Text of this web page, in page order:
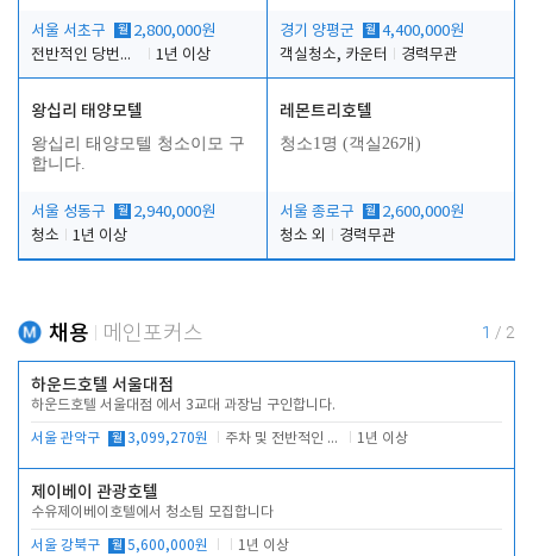
서울 서초구 월 2,800,000원
전반적인 당번업무
1년 이상
경기 양평군 월 4,400,000원
객실청소, 카운터
경력무관
왕십리 태양모텔
왕십리 태양모텔 청소이모 구
합니다.
서울 성동구 월 2,940,000원
청소
1년 이상
레몬트리호텔
청소1명 (객실26개)
서울 종로구 월 2,600,000원
청소 외
경력무관
채용 메인포커스 1 / 2
하운드호텔 서울대점
하운드호텔 서울대점 에서 3교대 과장님 구인합니다.
서울 관악구 월 3,099,270원 주차 및 전반적인 당번업무 1년 이상
제이베이 관광호텔
수유제이베이호텔에서 청소팀 모집합니다
서울 강북구 월 5,600,000원 1년 이상